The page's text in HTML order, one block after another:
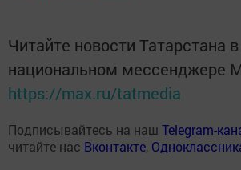
Читайте новости Татарстана в
национальном мессенджере
https://max.ru/tatmedia
Подписывайтесь на наш Telegram-
читайте нас Вконтакте,